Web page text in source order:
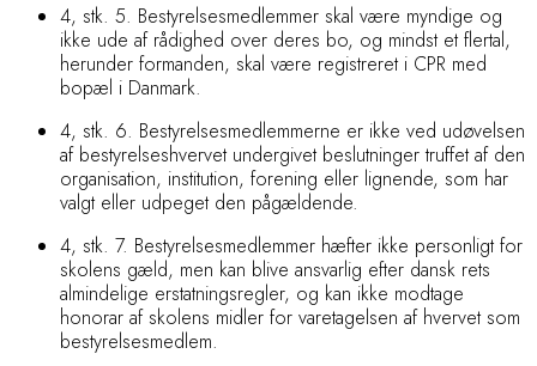
4, stk. 5. Bestyrelsesmedlemmer skal være myndige og
ikke ude af rådighed over deres bo, og mindst et flertal,
herunder formanden, skal være registreret i CPR med
bopæl i Danmark.
4, stk. 6. Bestyrelsesmedlemmerne er ikke ved udøvelsen
af bestyrelseshvervet undergivet beslutninger truffet af den
organisation, institution, forening eller lignende, som har
valgt eller udpeget den pågældende.
4, stk. 7. Bestyrelsesmedlemmer hæfter ikke personligt for
skolens gæld, men kan blive ansvarlig efter dansk rets
almindelige erstatningsregler, og kan ikke modtage
honorar af skolens midler for varetagelsen af hvervet som
bestyrelsesmedlem.